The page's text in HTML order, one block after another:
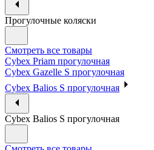
Прогулочные коляски
Смотреть все товары
Cybex Priam прогулочная
Cybex Gazelle S прогулочная
Cybex Balios S прогулочная
Cybex Balios S прогулочная